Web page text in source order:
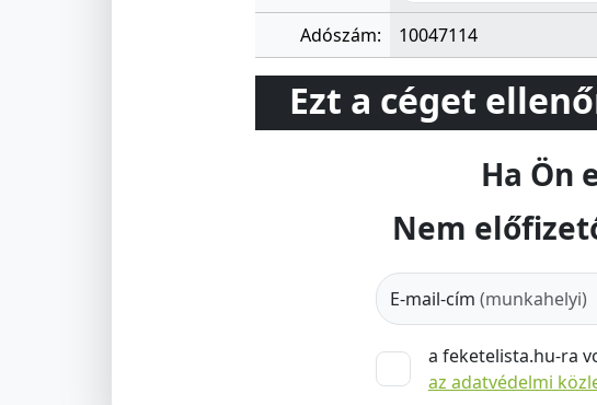
Adószám: 10047114
Ezt a céget
Ha Ön
Nem
E-mail-cím (munkahelyi)
a feketelista.hu-ra
az adatvédelmi